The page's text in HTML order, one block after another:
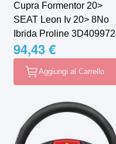
Cupra Formentor 20>
SEAT Leon Iv 20> 8No
Ibrida Proline 3D409972
94,43 €
Aggiungi al Carrello